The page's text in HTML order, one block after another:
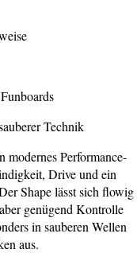
Technik
modernes Performance-
Drive und ein
Shape lässt sich flowig
genügend Kontrolle
in sauberen Wellen
aus.